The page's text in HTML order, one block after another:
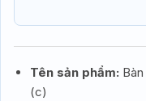
Tên sản phẩm:
(c)